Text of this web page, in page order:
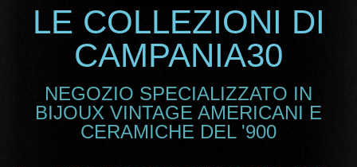
LE COLLEZIONI DI
CAMPANIA30
NEGOZIO SPECIALIZZATO IN
BIJOUX VINTAGE AMERICANI E
CERAMICHE DEL '900